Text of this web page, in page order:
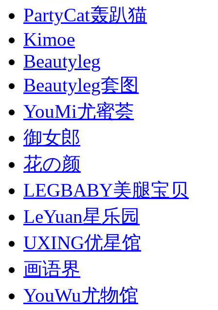
PartyCat轰趴猫
Kimoe
Beautyleg
Beautyleg套图
YouMi尤蜜荟
御女郎
花の颜
LEGBABY美腿宝贝
LeYuan星乐园
UXING优星馆
画语界
YouWu尤物馆